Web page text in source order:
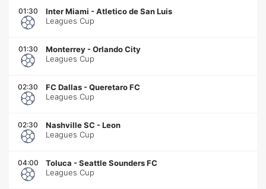
01:30 Inter Miami -Atletico de San Luis
Leagues Cup
01:30 Monterrey -Orlando City
Leagues Cup
02:30 FC Dallas -Queretaro FC
Leagues Cup
02:30 Nashville SC -Leon
Leagues Cup
04:00 Toluca -Seattle Sounders FC
Leagues Cup